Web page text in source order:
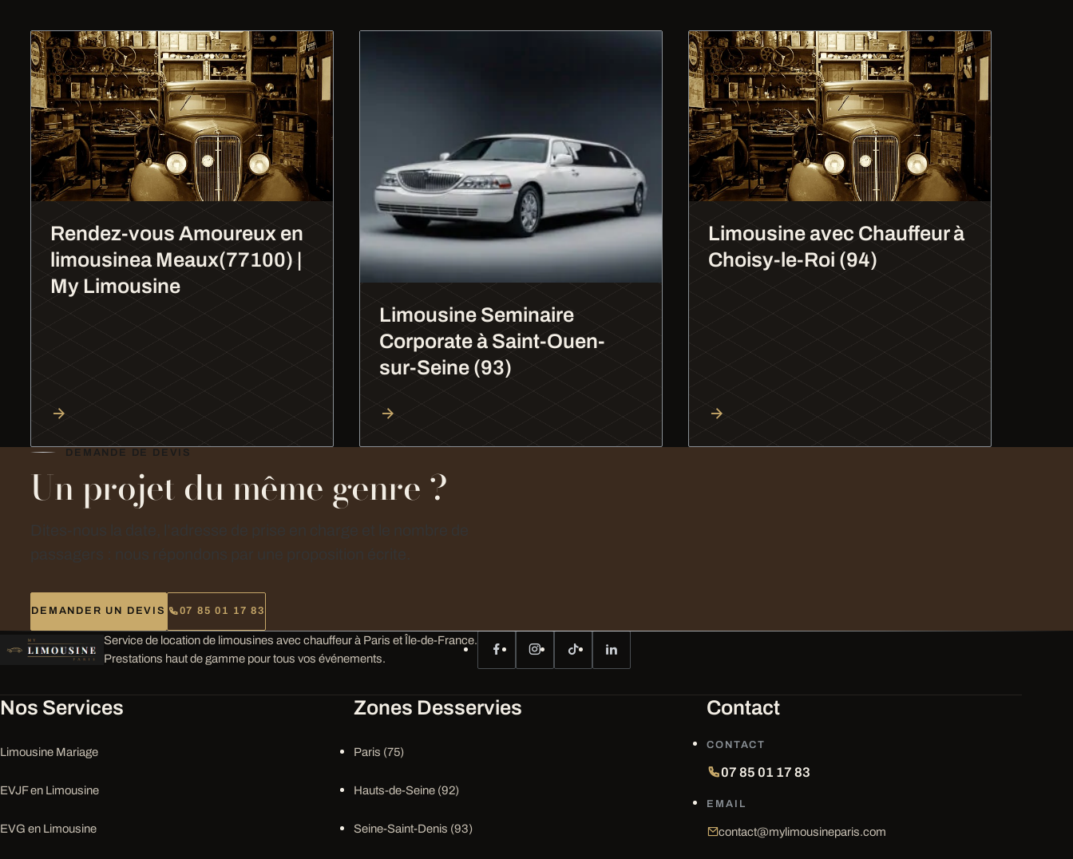
Rendez-vous Amoureux en
limousinea Meaux(77100) |
My Limousine
Limousine Seminaire
Corporate à Saint-Ouen-
sur-Seine (93)
Limousine avec Chauffeur à
Choisy-le-Roi (94)
DEMANDE DE DEVIS
Un projet du même genre ?
DEMANDER UN DEVIS 07 85 01 17 83
Service de location de limousines avec chauffeur à Paris et Île-de-France.
Prestations haut de gamme pour tous vos événements.
Nos Services
Limousine Mariage
EVJF en Limousine
EVG en Limousine
Zones Desservies
Paris (75)
Hauts-de-Seine (92)
Seine-Saint-Denis (93)
Contact
CONTACT
07 85 01 17 83
EMAIL
contact@mylimousineparis.com